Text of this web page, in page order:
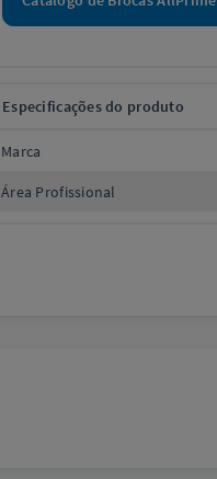
Especificações do produto
Marca
Área Profissional